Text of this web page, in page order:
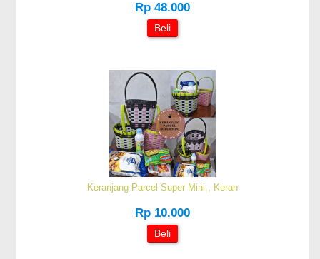
Rp 48.000
Beli
Keranjang Parcel Super Mini , Keran
Rp 10.000
Beli